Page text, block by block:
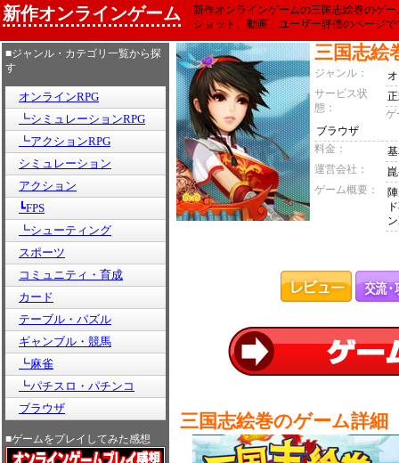
新作オンラインゲーム
新作オンラインゲームの三国志絵巻のゲ
ショット、動画、ユーザー評価のページで
■ジャンル・カテゴリ一覧から探
す
オンラインRPG
┗シミュレーションRPG
┗アクションRPG
シミュレーション
アクション
┗FPS
┗シューティング
スポーツ
コミュニティ・育成
カード
テーブル・パズル
ギャンブル・競馬
┗麻雀
┗パチスロ・パチンコ
ブラウザ
■ゲームをプレイしてみた感想
三国志絵
ジャンル：
サービス状
態：
ゲ
ブラウザ
料金：
運営会社：
ゲーム概要：
三国志絵巻のゲーム詳細